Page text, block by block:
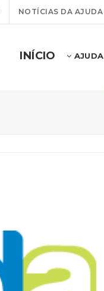
NOTÍCIAS DA AJUDA
INÍCIO AJUDA